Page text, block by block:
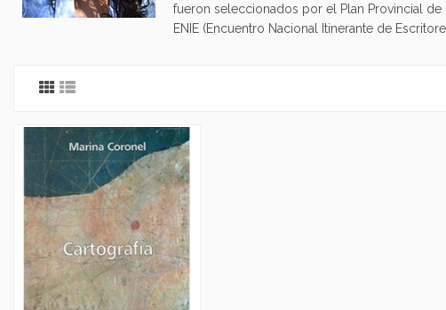
fueron seleccionados por el Plan Provincial
ENIE (Encuentro Nacional Itinerante de